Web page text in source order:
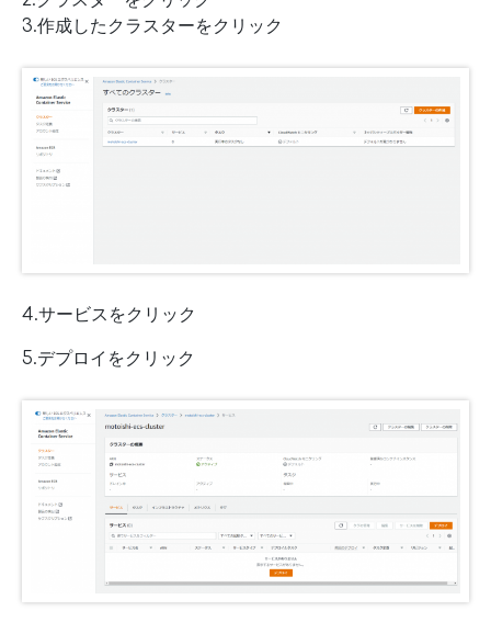
3.作成したクラスターをクリック
4.サービスをクリック
5.デプロイをクリック